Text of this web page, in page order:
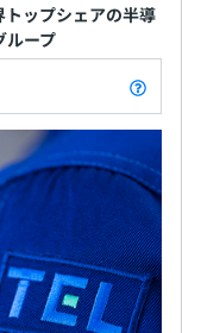
、雇用保険・労災
トップシェアの半導
ループ